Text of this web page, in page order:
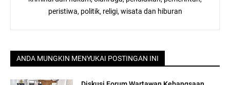
peristiwa, politik, religi, wisata dan hiburan
ANDA MUNGKIN MENYUKAI POSTINGAN INI
Diskusi Forum Wartawan Kebangsaan,